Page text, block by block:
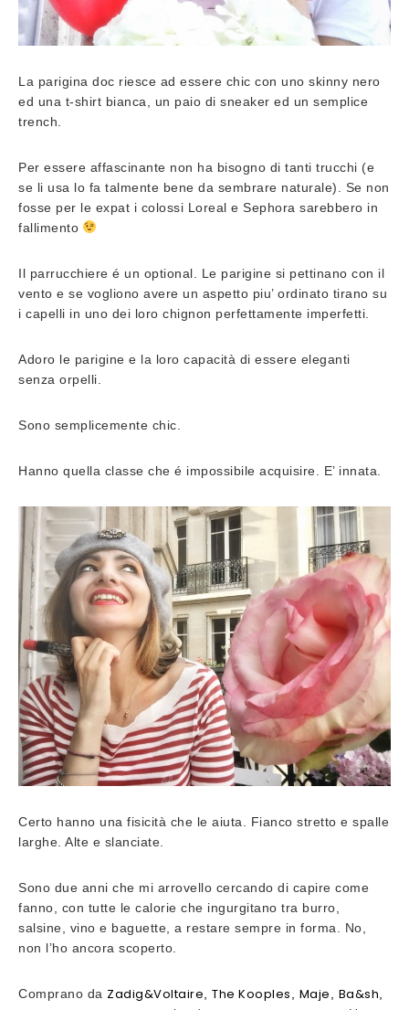
La parigina doc riesce ad essere chic con uno skinny nero
ed una t-shirt bianca, un paio di sneaker ed un semplice
trench.
Per essere affascinante non ha bisogno di tanti trucchi (e
se li usa lo fa talmente bene da sembrare naturale). Se non
fosse per le expat i colossi Loreal e Sephora sarebbero in
fallimento
Il parrucchiere é un optional. Le parigine si pettinano con il
vento e se vogliono avere un aspetto piu’ ordinato tirano su
i capelli in uno dei loro chignon perfettamente imperfetti.
Adoro le parigine e la loro capacità di essere eleganti
senza orpelli.
Sono semplicemente chic.
Hanno quella classe che é impossibile acquisire. E’ innata.
Certo hanno una fisicità che le aiuta. Fianco stretto e spalle
larghe. Alte e slanciate.
Sono due anni che mi arrovello cercando di capire come
fanno, con tutte le calorie che ingurgitano tra burro,
salsine, vino e baguette, a restare sempre in forma. No,
non l’ho ancora scoperto.
Comprano da Zadig&Voltaire The Kooples Maje Ba&sh